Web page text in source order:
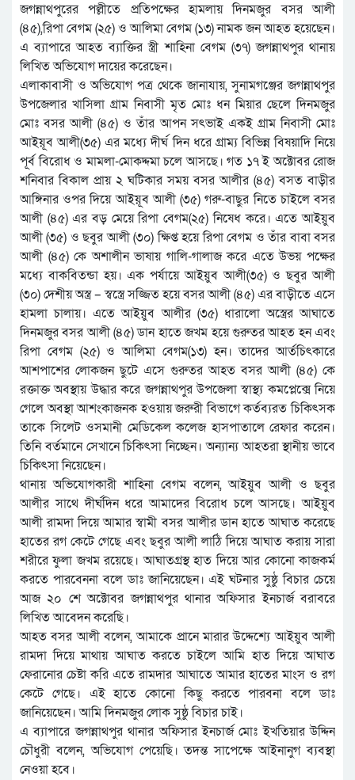
জগন্নাথপুরের পল্লীতে প্রতিপক্ষের হামলায় দিনমজুর বসর আলী
(৪৫),রিপা বেগম (২৫) ও আলিমা বেগম (১৩) নামক জন আহত হয়েছেন।
এ ব্যাপারে আহত ব্যাক্তির স্ত্রী শাহিনা বেগম (৩৭) জগন্নাথপুর থানায়
লিখিত অভিযোগ দায়ের করেছেন।
এলাকাবাসী ও অভিযোগ পত্র থেকে জানাযায়, সুনামগঞ্জের জগন্নাথপুর
উপজেলার খাসিলা গ্রাম নিবাসী মৃত মোঃ ধন মিয়ার ছেলে দিনমজুর
মোঃ বসর আলী (৪৫) ও তাঁর আপন সৎভাই একই গ্রাম নিবাসী মোঃ
আইয়ূব আলী(৩৫) এর মধ্যে দীর্ঘ দিন ধরে গ্রাম্য বিভিন্ন বিষয়াদি নিয়ে
পূর্ব বিরোধ ও মামলা-মোকদ্দমা চলে আসছে। গত ১৭ ই অক্টোবর রোজ
শনিবার বিকাল প্রায় ২ ঘটিকার সময় বসর আলীর (৪৫) বসত বাড়ীর
আঙ্গিনার ওপর দিয়ে আইয়ূব আলী (৩৫) গরু-বাছুর নিতে চাইলে বসর
আলী (৪৫) এর বড় মেয়ে রিপা বেগম(২৫) নিষেধ করে। এতে আইয়ুব
আলী (৩৫) ও ছবুর আলী (৩০) ক্ষিপ্ত হয়ে রিপা বেগম ও তাঁর বাবা বসর
আলী (৪৫) কে অশালীন ভাষায় গালি-গালাজ করে এতে উভয় পক্ষের
মধ্যে বাকবিতন্ডা হয়। এক পর্যায়ে আইয়ুব আলী(৩৫) ও ছবুর আলী
(৩০) দেশীয় অস্ত্র – স্বস্ত্রে সজ্জিত হয়ে বসর আলী (৪৫) এর বাড়ীতে এসে
হামলা চালায়। এতে আইয়ুব আলীর (৩৫) ধারালো অস্ত্রের আঘাতে
দিনমজুর বসর আলী (৪৫) ডান হাতে জখম হয়ে গুরুতর আহত হন এবং
রিপা বেগম (২৫) ও আলিমা বেগম(১৩) হন। তাদের আর্তচিৎকারে
আশপাশের লোকজন ছুটে এসে গুরুতর আহত বসর আলী (৪৫) কে
রক্তাক্ত অবস্থায় উদ্ধার করে জগন্নাথপুর উপজেলা স্বাস্থ্য কমপ্লেক্সে নিয়ে
গেলে অবস্থা আশংকাজনক হওয়ায় জরুরী বিভাগে কর্তব্যরত চিকিৎসক
তাকে সিলেট ওসমানী মেডিকেল কলেজ হাসপাতালে রেফার করেন।
তিনি বর্তমানে সেখানে চিকিৎসা নিচ্ছেন। অন্যান্য আহতরা স্থানীয় ভাবে
চিকিৎসা নিয়েছেন।
থানায় অভিযোগকারী শাহিনা বেগম বলেন, আইয়ুব আলী ও ছবুর
আলীর সাথে দীর্ঘদিন ধরে আমাদের বিরোধ চলে আসছে। আইয়ুব
আলী রামদা দিয়ে আমার স্বামী বসর আলীর ডান হাতে আঘাত করেছে
হাতের রগ কেটে গেছে এবং ছবুর আলী লাঠি দিয়ে আঘাত করায় সারা
শরীরে ফুলা জখম রয়েছে। আঘাতগ্রস্থ হাত দিয়ে আর কোনো কাজকর্ম
করতে পারবেননা বলে ডাঃ জানিয়েছেন। এই ঘটনার সুষ্ঠু বিচার চেয়ে
আজ ২০ শে অক্টোবর জগন্নাথপুর থানার অফিসার ইনচার্জ বরাবরে
লিখিত আবেদন করেছি।
আহত বসর আলী বলেন, আমাকে প্রানে মারার উদ্দেশ্যে আইয়ুব আলী
রামদা দিয়ে মাথায় আঘাত করতে চাইলে আমি হাত দিয়ে আঘাত
ফেরানোর চেষ্টা করি এতে রামদার আঘাতে আমার হাতের মাংস ও রগ
কেটে গেছে। এই হাতে কোনো কিছু করতে পারবনা বলে ডাঃ
জানিয়েছেন। আমি দিনমজুর লোক সুষ্ঠু বিচার চাই।
এ ব্যাপারে জগন্নাথপুর থানার অফিসার ইনচার্জ মোঃ ইখতিয়ার উদ্দিন
চৌধুরী বলেন, অভিযোগ পেয়েছি। তদন্ত সাপেক্ষে আইনানুগ ব্যবস্থা
নেওয়া হবে।